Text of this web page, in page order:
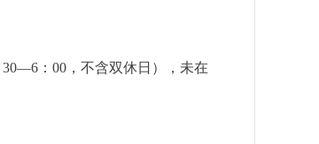
30—6 ： 00 ，不含双休日 ） ， 未在